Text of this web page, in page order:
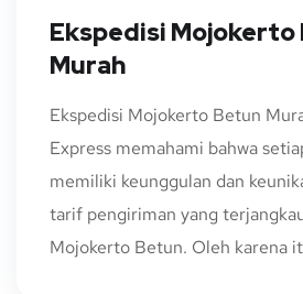
Ekspedisi Mojokerto
Murah
Ekspedisi Mojokerto Betun
Express memahami bahwa
memiliki keunggulan dan
tarif pengiriman yang
Mojokerto Betun. Oleh karena